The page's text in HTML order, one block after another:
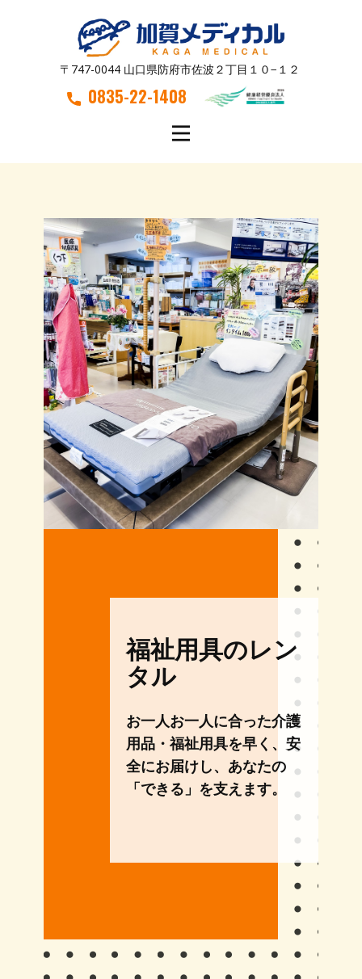
〒747-0044 山口県防府市佐波２丁目１０−１２
0835-22-1408
福祉用具のレン
タル
お一人お一人に合った介護
用品・福祉用具を早く、安
全にお届けし、あなたの
「できる」を支えます。